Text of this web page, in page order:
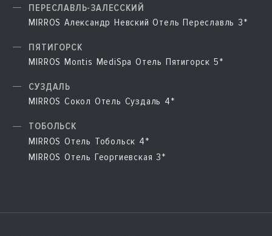
ПЕРЕСЛАВЛЬ-ЗАЛЕССКИЙ
MIRROS Александр Невский Отель Переславль 3*
ПЯТИГОРСК
MIRROS Montis MediSpa Отель Пятигорск 5*
СУЗДАЛЬ
MIRROS Сокол Отель Суздаль 4*
ТОБОЛЬСК
MIRROS Отель Тобольск 4*
MIRROS Отель Георгиевская 3*